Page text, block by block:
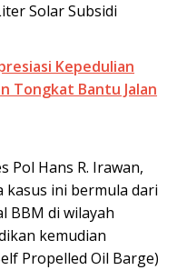
Solar Subsidi
Kepedulian
Tongkat Bantu Jalan
Pol Hans R. Irawan,
kasus ini bermula dari
BBM di wilayah
kemudian
Propelled Oil Barge)